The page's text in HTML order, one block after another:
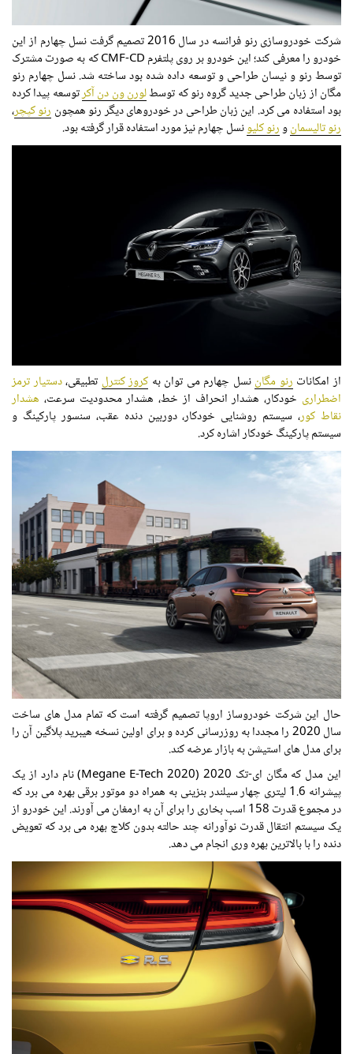
شرکت خودروسازی رنو فرانسه در سال 2016 تصمیم گرفت نسل چهارم از این
خودرو را معرفی کند؛ این خودرو بر روی پلتفرم CMF-CD که به صورت مشترک
توسط رنو و نیسان طراحی و توسعه داده شده بود ساخته شد. نسل چهارم رنو
مگان از زبان طراحی جدید گروه رنو که توسطلورن ون دن آکرتوسعه پیدا کرده
بود استفاده می کرد. این زبان طراحی در خودروهای دیگر رنو همچون رنو کپچر،
رنو تالیسمانورنو کلیونسل چهارم نیز مورد استفاده قرار گرفته بود.
از امکانات رنو مگاننسل چهارم می توان به کروز کنترل تطبیقی،دستیار ترمز
اضطراری خودکار، هشدار انحراف از خط، هشدار محدودیت سرعت، هشدار
نقاط کور، سیستم روشنایی خودکار، دوربین دنده عقب، سنسور پارکینگ و
سیستم پارکینگ خودکار اشاره کرد.
حال این شرکت خودروساز اروپا تصمیم گرفته است که تمام مدل های ساخت
سال 2020 را مجددا به روزرسانی کرده و برای اولین نسخه هیبرید پلاگین آن را
برای مدل های استیشن به بازار عرضه کند.
این مدل که مگان ای-تک 2020 (2020 Megane E-Tech) نام دارد از یک
پیشرانه 1.6 لیتری چهار سیلندر بنزینی به همراه دو موتور برقی بهره می برد که
در مجموع قدرت 158 اسب بخاری را برای آن به ارمغان می آورند. این خودرو از
یک سیستم انتقال قدرت نوآورانه چند حالته بدون کلاچ بهره می برد که تعویض
دنده را با بالاترین بهره وری انجام می دهد.